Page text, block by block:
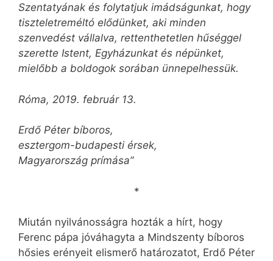
Szentatyának és folytatjuk imádságunkat, hogy
tiszteletreméltó elődünket, aki minden
szenvedést vállalva, rettenthetetlen hűséggel
szerette Istent, Egyházunkat és népünket,
mielőbb a boldogok sorában ünnepelhessük.
Róma, 2019. február 13.
Erdő Péter bíboros,
esztergom-budapesti érsek,
Magyarország prímása”
*
Miután nyilvánosságra hozták a hírt, hogy
Ferenc pápa jóváhagyta a Mindszenty bíboros
hősies erényeit elismerő határozatot, Erdő Péter